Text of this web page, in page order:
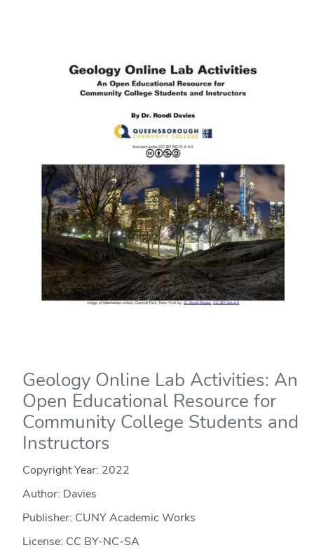
Geology Online Lab Activities: An
Open Educational Resource for
Community College Students and
Instructors
Copyright Year: 2022
Author: Davies
Publisher: CUNY Academic Works
License: CC BY-NC-SA